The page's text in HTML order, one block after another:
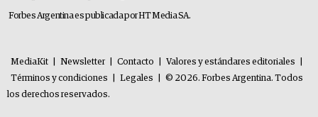
Forbes Argentina es publicada por HT Media SA.
MediaKit Newsletter Contacto Valores y estándares editoriales
Términos y condiciones
Legales
© 2026. Forbes Argentina. Todos
los derechos reservados.